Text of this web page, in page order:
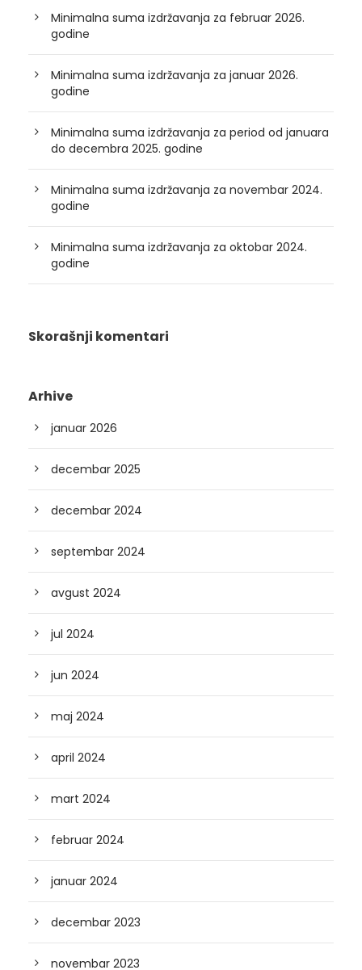
Minimalna suma izdržavanja za februar 2026.
godine
Minimalna suma izdržavanja za januar 2026.
godine
Minimalna suma izdržavanja za period od januara
do decembra 2025. godine
Minimalna suma izdržavanja za novembar 2024.
godine
Minimalna suma izdržavanja za oktobar 2024.
godine
Skorašnji komentari
Arhive
januar 2026
decembar 2025
decembar 2024
septembar 2024
avgust 2024
jul 2024
jun 2024
maj 2024
april 2024
mart 2024
februar 2024
januar 2024
decembar 2023
novembar 2023